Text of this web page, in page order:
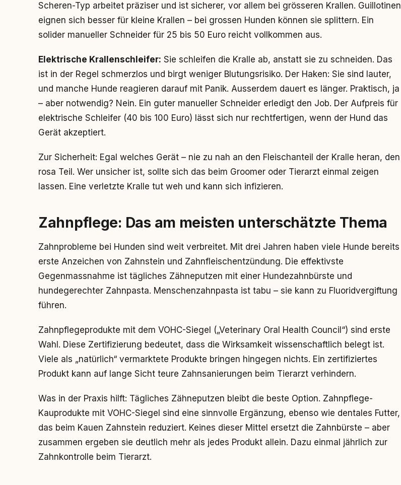
Scheren-Typ arbeitet präziser und ist sicherer, vor allem bei grösseren Krallen. Guillotinen
eignen sich besser für kleine Krallen – bei grossen Hunden können sie splittern. Ein
solider manueller Schneider für 25 bis 50 Euro reicht vollkommen aus.
Elektrische Krallenschleifer: Sie schleifen die Kralle ab, anstatt sie zu schneiden. Das
ist in der Regel schmerzlos und birgt weniger Blutungsrisiko. Der Haken: Sie sind lauter,
und manche Hunde reagieren darauf mit Panik. Ausserdem dauert es länger. Praktisch, ja
– aber notwendig? Nein. Ein guter manueller Schneider erledigt den Job. Der Aufpreis für
elektrische Schleifer (40 bis 100 Euro) lässt sich nur rechtfertigen, wenn der Hund das
Gerät akzeptiert.
Zur Sicherheit: Egal welches Gerät – nie zu nah an den Fleischanteil der Kralle heran, den
rosa Teil. Wer unsicher ist, sollte sich das beim Groomer oder Tierarzt einmal zeigen
lassen. Eine verletzte Kralle tut weh und kann sich infizieren.
Zahnpflege: Das am meisten unterschätzte Thema
Zahnprobleme bei Hunden sind weit verbreitet. Mit drei Jahren haben viele Hunde bereits
erste Anzeichen von Zahnstein und Zahnfleischentzündung. Die effektivste
Gegenmassnahme ist tägliches Zähneputzen mit einer Hundezahnbürste und
hundegerechter Zahnpasta. Menschenzahnpasta ist tabu – sie kann zu Fluoridvergiftung
führen.
Zahnpflegeprodukte mit dem VOHC-Siegel („Veterinary Oral Health Council“) sind erste
Wahl. Diese Zertifizierung bedeutet, dass die Wirksamkeit wissenschaftlich belegt ist.
Viele als „natürlich“ vermarktete Produkte bringen hingegen nichts. Ein zertifiziertes
Produkt kann auf lange Sicht teure Zahnsanierungen beim Tierarzt verhindern.
Was in der Praxis hilft: Tägliches Zähneputzen bleibt die beste Option. Zahnpflege-
Kauprodukte mit VOHC-Siegel sind eine sinnvolle Ergänzung, ebenso wie dentales Futter,
das beim Kauen Zahnstein reduziert. Keines dieser Mittel ersetzt die Zahnbürste – aber
zusammen ergeben sie deutlich mehr als jedes Produkt allein. Dazu einmal jährlich zur
Zahnkontrolle beim Tierarzt.